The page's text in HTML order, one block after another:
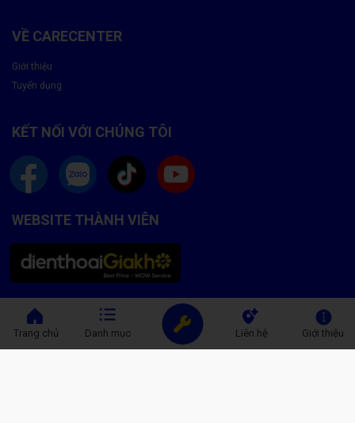
Trang chủ Danh mục Liên hệ Giới thiệu
VỀ CARECENTER
Giới thiệu
Tuyển dụng
KẾT NỐI VỚI CHÚNG TÔI
WEBSITE THÀNH VIÊN